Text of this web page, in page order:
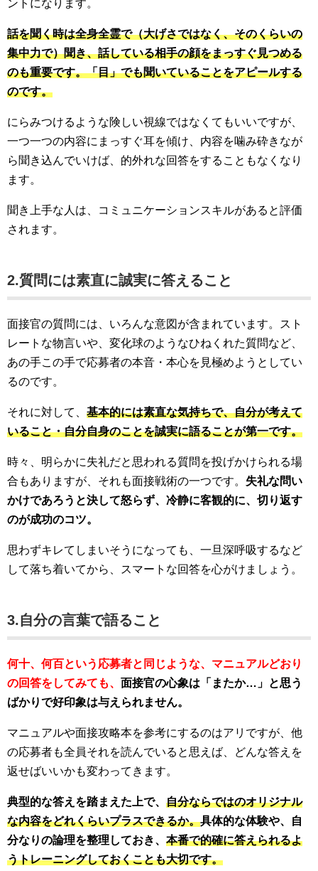
ントになります。
話を聞く時は全身全霊で（大げさではなく、そのくらいの
集中力で）聞き、話している相手の顔をまっすぐ見つめる
のも重要です。「目」でも聞いていることをアピールする
のです。
にらみつけるような険しい視線ではなくてもいいですが、
一つ一つの内容にまっすぐ耳を傾け、内容を噛み砕きなが
ら聞き込んでいけば、的外れな回答をすることもなくなり
ます。
聞き上手な人は、コミュニケーションスキルがあると評価
されます。
2.質問には素直に誠実に答えること
面接官の質問には、いろんな意図が含まれています。スト
レートな物言いや、変化球のようなひねくれた質問など、
あの手この手で応募者の本音・本心を見極めようとしてい
るのです。
それに対して、 基本的には素直な気持ちで、自分が考えて
いること・自分自身のことを誠実に語ることが第一です。
時々、明らかに失礼だと思われる質問を投げかけられる場
合もありますが、それも面接戦術の一つです。 失礼な問い
かけであろうと決して怒らず、冷静に客観的に、切り返す
のが成功のコツ。
思わずキレてしまいそうになっても、一旦深呼吸するなど
して落ち着いてから、スマートな回答を心がけましょう。
3.自分の言葉で語ること
何十、何百という応募者と同じような、マニュアルどおり
の回答をしてみても、 面接官の心象は「またか…」と思う
ばかりで好印象は与えられません。
マニュアルや面接攻略本を参考にするのはアリですが、他
の応募者も全員それを読んでいると思えば、どんな答えを
返せばいいかも変わってきます。
典型的な答えを踏まえた上で、 自分ならではのオリジナル
な内容をどれくらいプラスできるか。具体的な体験や、自
分なりの論理を整理しておき、 本番で的確に答えられるよ
うトレーニングしておくことも大切です。